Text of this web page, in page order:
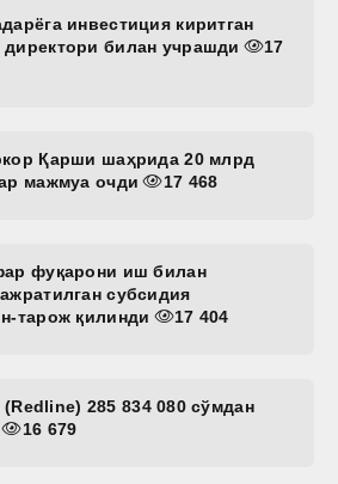
инвестиция киритган
билан учрашди
17
Қарши шаҳрида 20 млрд
мажмуа очди
17 468
фуқарони иш билан
субсидия
тарож қилинди
17 404
285 834 080 сўмдан
16 679